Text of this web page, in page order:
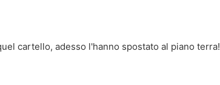
cartello, adesso l'hanno spostato al piano terra!